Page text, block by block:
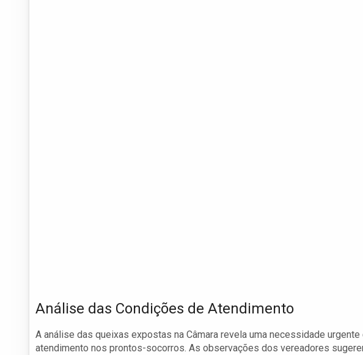
Análise das Condições de Atendimento
A análise das queixas expostas na Câmara revela uma necessidade
atendimento nos prontos-socorros. As observações dos vereadores